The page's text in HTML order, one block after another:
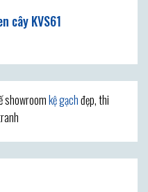
cây KVS61
showroomkệ gạchđẹp, thi